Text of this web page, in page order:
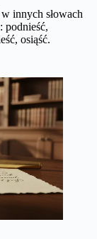
innych słowach
podnieść,
osiąść.